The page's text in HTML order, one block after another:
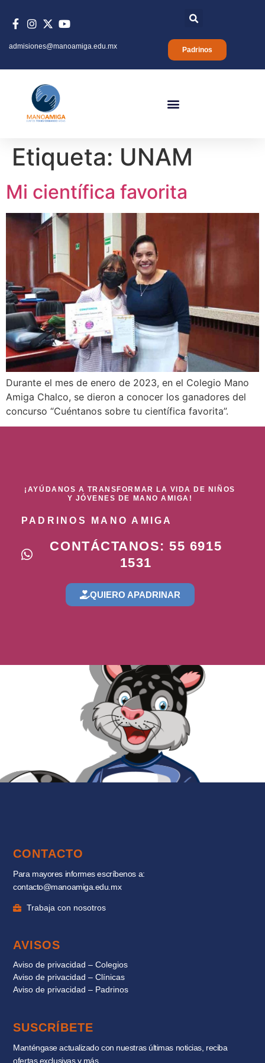
Padrinos
admisiones@manoamiga.edu.mx
Etiqueta: UNAM
Mi científica favorita
Durante el mes de enero de 2023, en el Colegio Mano
Amiga Chalco, se dieron a conocer los ganadores del
concurso “Cuéntanos sobre tu científica favorita”.
¡AYÚDANOS A TRANSFORMAR LA VIDA DE NIÑOS
Y JÓVENES DE MANO AMIGA!
PADRINOS MANO AMIGA
CONTÁCTANOS: 55 6915
1531
QUIERO APADRINAR
CONTACTO
Para mayores informes escríbenos a:
contacto@manoamiga.edu.mx
Trabaja con nosotros
AVISOS
Aviso de privacidad – Colegios
Aviso de privacidad – Clínicas
Aviso de privacidad – Padrinos
SUSCRÍBETE
Manténgase actualizado con nuestras últimas noticias, reciba
ofertas exclusivas y más.